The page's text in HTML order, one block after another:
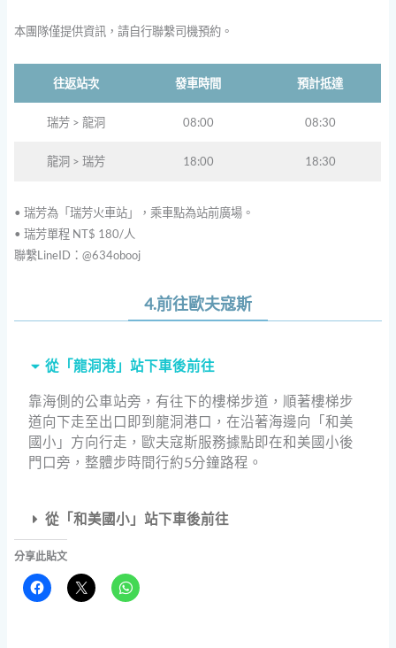
本團隊僅提供資訊，請自行聯繫司機預約。
往返站次 發車時間 預計抵達
瑞芳 > 龍洞 08:00 08:30
龍洞 > 瑞芳 18:00 18:30
• 瑞芳為「瑞芳火車站」，乘車點為站前廣場。
• 瑞芳單程 NT$ 180/人
聯繫LineID：@634obooj
4.前往歐夫寇斯
從「龍洞港」站下車後前往
靠海側的公車站旁，有往下的樓梯步道，順著樓梯步
道向下走至出口即到龍洞港口，在沿著海邊向「和美
國小」方向行走，歐夫寇斯服務據點即在和美國小後
門口旁，整體步時間行約5分鐘路程。
從「和美國小」站下車後前往
分享此貼文